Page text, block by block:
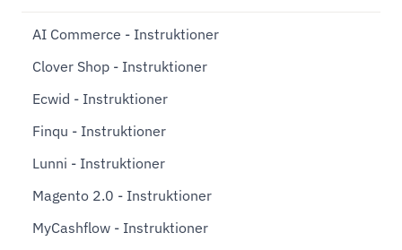
AI Commerce - Instruktioner
Clover Shop - Instruktioner
Ecwid - Instruktioner
Finqu - Instruktioner
Lunni - Instruktioner
Magento 2.0 - Instruktioner
MyCashflow - Instruktioner